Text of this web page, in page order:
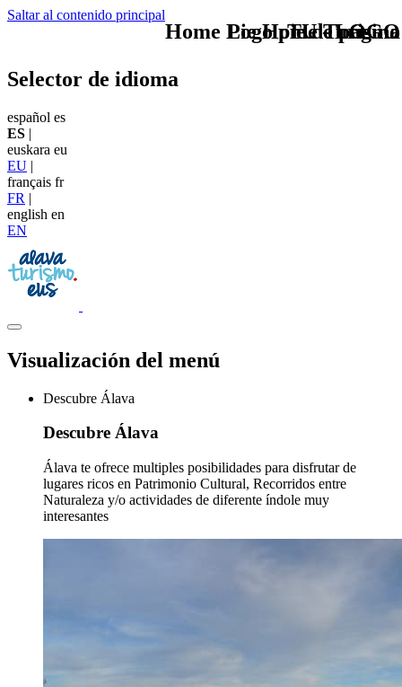
Saltar al contenido principal
TU - LOGO
Selector de idioma
español es
ES |
euskara eu
EU |
français fr
FR |
english en
EN
Visualización del menú
Descubre Álava
Descubre Álava
Álava te ofrece multiples posibilidades para disfrutar de
lugares ricos en Patrimonio Cultural, Recorridos entre
Naturaleza y/o actividades de diferente índole muy
interesantes
Home Logo pie de página
Pie Home Turismo